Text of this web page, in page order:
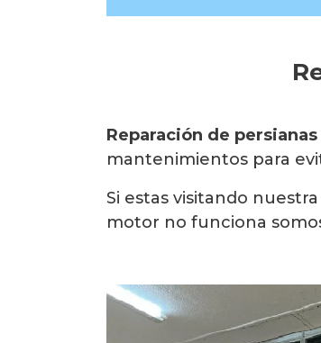
Reparación de
mantenimientos para
Si estas visitando
motor no funciona